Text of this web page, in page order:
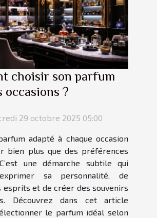
choisir son parfum
occasions ?
29 octobre 2025 05:00
adapté à chaque occasion
bien plus que des préférences
une démarche subtile qui
sa personnalité, de
esprits et de créer des souvenirs
Découvrez dans cet article
le parfum idéal selon